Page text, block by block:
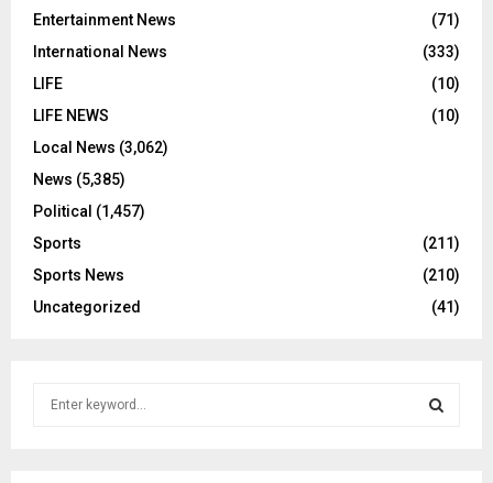
Entertainment News
(71)
International News
(333)
LIFE
(10)
LIFE NEWS
(10)
Local News (3,062)
News (5,385)
Political (1,457)
Sports
(211)
Sports News
(210)
Uncategorized
(41)